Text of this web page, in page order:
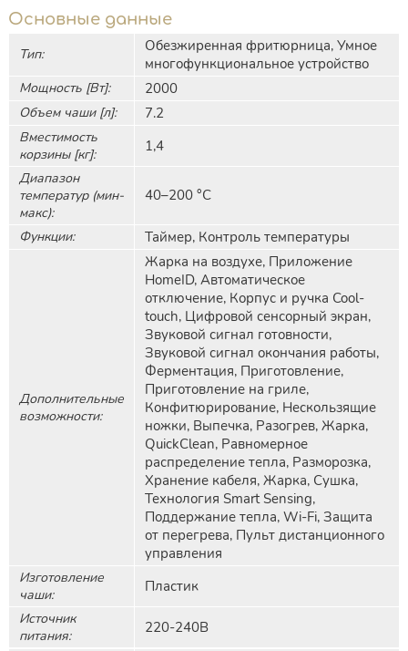
Основные данные
Тип:
Обезжиренная фритюрница, Умное
многофункциональное устройство
Мощность [Вт]: 2000
Объем чаши [л]: 7.2
Вместимость
корзины [кг]:
1,4
Диапазон
температур (мин-
макс):
40–200 °С
Функции: Таймер, Контроль температуры
Дополнительные
возможности:
Жарка на воздухе, Приложение
HomeID, Автоматическое
отключение, Корпус и ручка Cool-
touch, Цифровой сенсорный экран,
Звуковой сигнал готовности,
Звуковой сигнал окончания работы,
Ферментация, Приготовление,
Приготовление на гриле,
Конфитюрирование, Нескользящие
ножки, Выпечка, Разогрев, Жарка,
QuickClean, Равномерное
распределение тепла, Разморозка,
Хранение кабеля, Жарка, Сушка,
Технология Smart Sensing,
Поддержание тепла, Wi-Fi, Защита
от перегрева, Пульт дистанционного
управления
Изготовление
чаши:
Пластик
Источник
питания:
220-240В